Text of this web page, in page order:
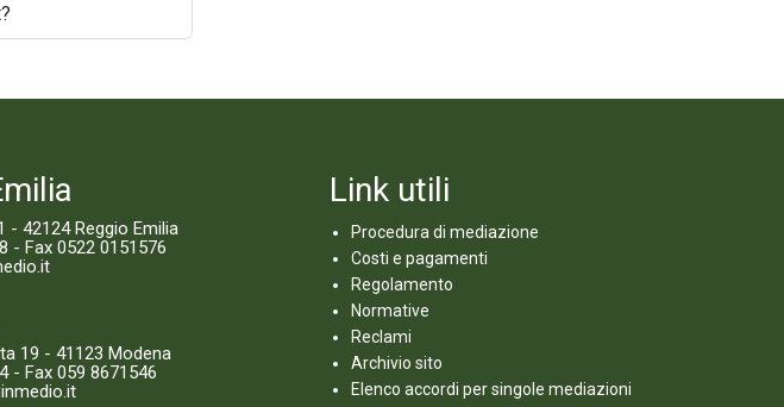
- 42124 Reggio Emilia
- Fax 0522 0151576
19 - 41123 Modena
- Fax 059 8671546
Link utili
Procedura di mediazione
Costi e pagamenti
Regolamento
Normative
Reclami
Archivio sito
Elenco accordi per singole mediazioni